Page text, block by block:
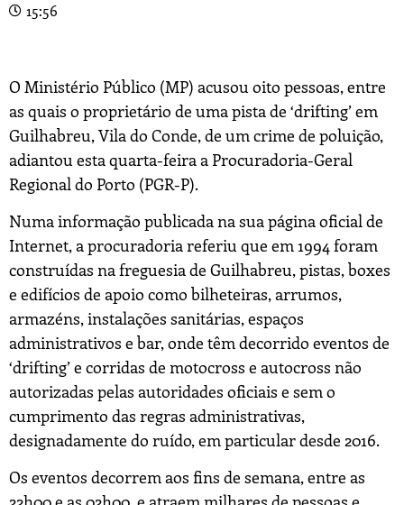
15:56
O Ministério Público (MP) acusou oito pessoas, entre
as quais o proprietário de uma pista de ‘drifting’ em
Guilhabreu, Vila do Conde, de um crime de poluição,
adiantou esta quarta-feira a Procuradoria-Geral
Regional do Porto (PGR-P).
Numa informação publicada na sua página oficial de
Internet, a procuradoria referiu que em 1994 foram
construídas na freguesia de Guilhabreu, pistas, boxes
e edifícios de apoio como bilheteiras, arrumos,
armazéns, instalações sanitárias, espaços
administrativos e bar, onde têm decorrido eventos de
‘drifting’ e corridas de motocross e autocross não
autorizadas pelas autoridades oficiais e sem o
cumprimento das regras administrativas,
designadamente do ruído, em particular desde 2016.
Os eventos decorrem aos fins de semana, entre as